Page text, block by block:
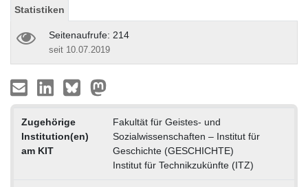
Statistiken
Seitenaufrufe: 214
seit 10.07.2019
Zugehörige
Institution(en)
am KIT
Fakultät für Geistes- und
Sozialwissenschaften – Institut für
Geschichte (GESCHICHTE)
Institut für Technikzukünfte (ITZ)